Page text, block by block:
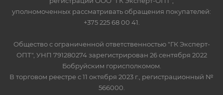
уполномоченных рассматривать обращения покупателей:
+375 225 68 00 41.
Общество с ограниченной ответственностью "ГК Эксперт-
ОПТ", УНП 791280274 зарегистрирован 26 сентября 2022
Бобруйским горисполкомом.
В торговом реестре с 11 октября 2023 г., регистрационный №
566000.